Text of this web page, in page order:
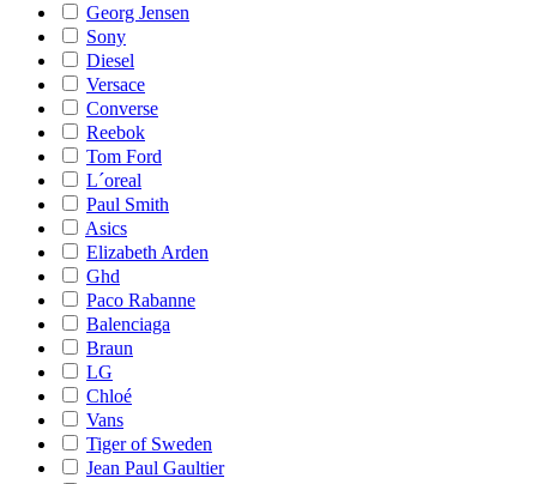
Georg Jensen
Sony
Diesel
Versace
Converse
Reebok
Tom Ford
L´oreal
Paul Smith
Asics
Elizabeth Arden
Ghd
Paco Rabanne
Balenciaga
Braun
LG
Chloé
Vans
Tiger of Sweden
Jean Paul Gaultier